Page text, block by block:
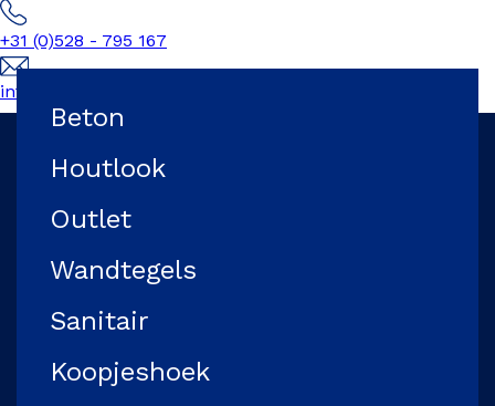
+31 (0)528 - 795 167
info@het-tegelplein.nl
Beton
Houtlook
Outlet
Wandtegels
Sanitair
Koopjeshoek